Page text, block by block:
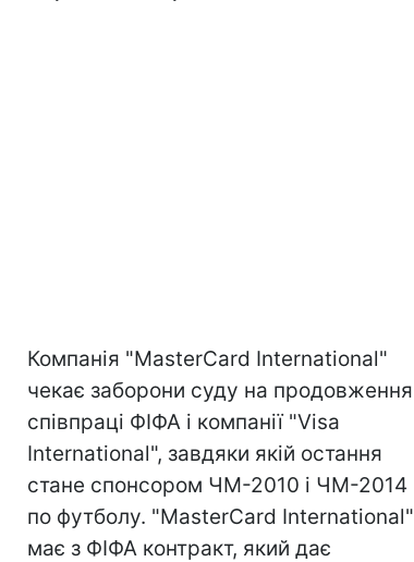
Компанія "MasterCard International"
чекає заборони суду на продовження
співпраці ФІФА і компанії "Visa
International", завдяки якій остання
стане спонсором ЧМ-2010 і ЧМ-2014
по футболу. "MasterCard International"
має з ФІФА контракт, який дає